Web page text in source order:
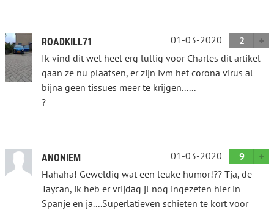
ROADKILL71 01-03-2020
2
Ik vind dit wel heel erg lullig voor Charles dit artikel
gaan ze nu plaatsen, er zijn ivm het corona virus al
bijna geen tissues meer te krijgen......
?
ANONIEM 01-03-2020
9
Hahaha! Geweldig wat een leuke humor!?? Tja, de
Taycan, ik heb er vrijdag jl nog ingezeten hier in
Spanje en ja....Superlatieven schieten te kort voor